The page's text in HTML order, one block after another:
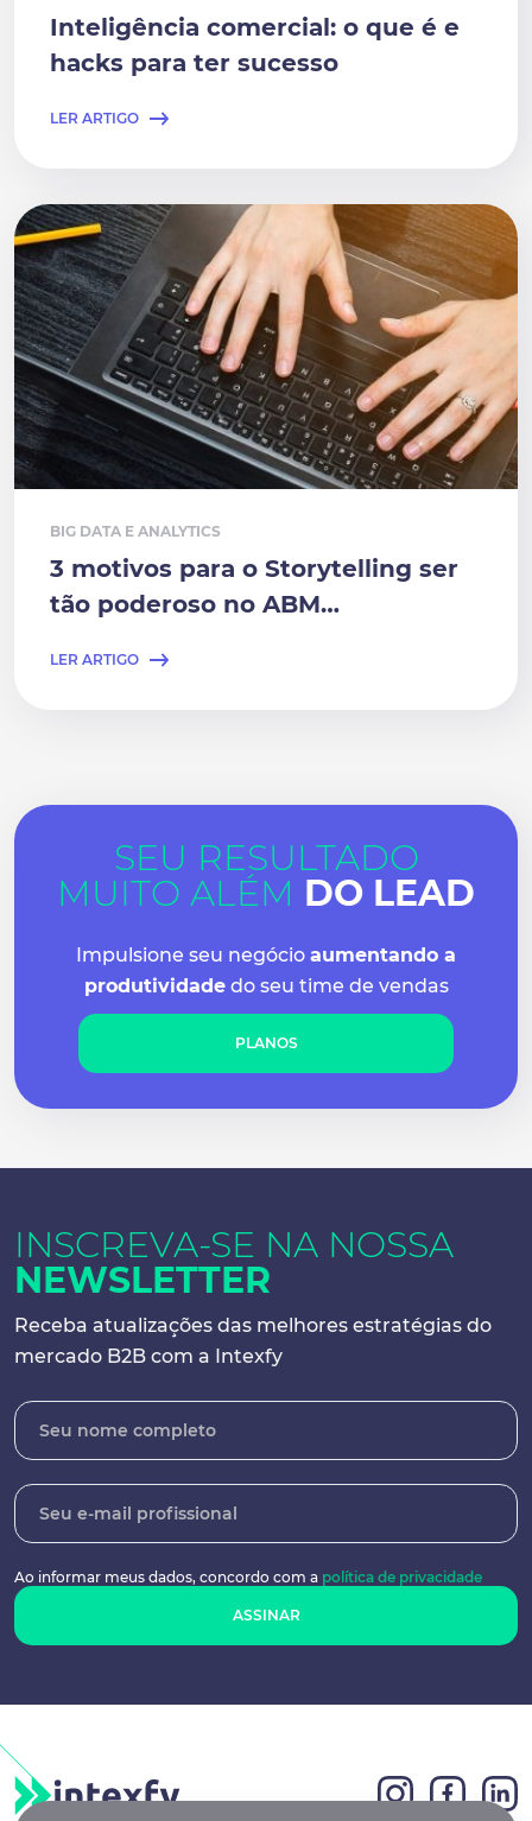
Inteligência comercial: o que é e
hacks para ter sucesso
LER ARTIGO
BIG DATA E ANALYTICS
3 motivos para o Storytelling ser
tão poderoso no ABM…
LER ARTIGO
SEU RESULTADO
MUITO ALÉM DO LEAD
Impulsione seu negócio aumentando a
produtividadedo seu time de vendas
PLANOS
INSCREVA-SE NA NOSSA
NEWSLETTER
Receba atualizações das melhores estratégias do
mercado B2B com a Intexfy
Ao informar meus dados, concordo com a política de privacidade
ASSINAR